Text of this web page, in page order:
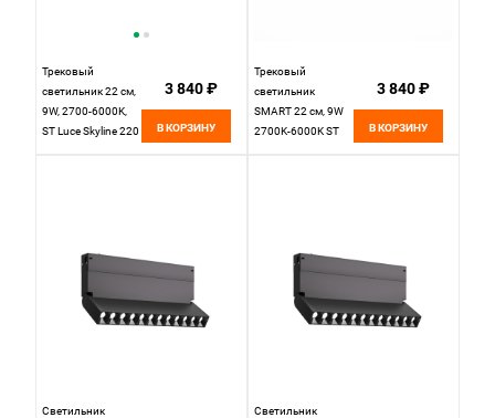
Трековый
светильник 22 см,
9W, 2700-6000K,
ST Luce Skyline 220
3 840 ₽
В КОРЗИНУ
Трековый
светильник
SMART 22 см, 9W
2700K-6000K ST
3 840 ₽
В КОРЗИНУ
Светильник
Светильник